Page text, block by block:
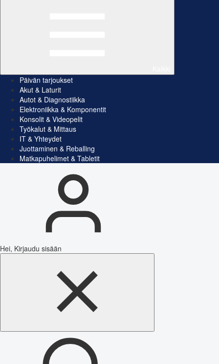
Päivän tarjoukset
Akut & Laturit
Autot & Diagnostiikka
Elektroniikka & Komponentit
Konsolit & Videopelit
Työkalut & Mittaus
IT & Yhteydet
Juottaminen & Reballing
Matkapuhelimet & Tabletit
Hei, Kirjaudu sisään